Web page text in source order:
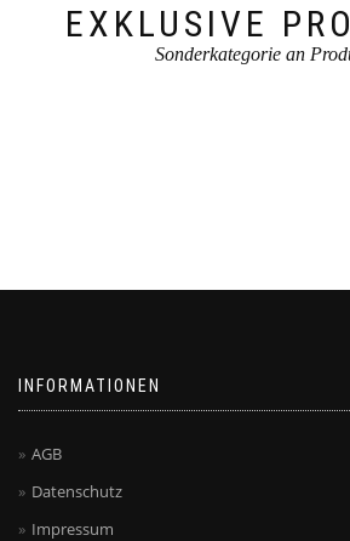
EXKLUSIVE
Sonderkategorie an
INFORMATIONEN
AGB
Datenschutz
Impressum